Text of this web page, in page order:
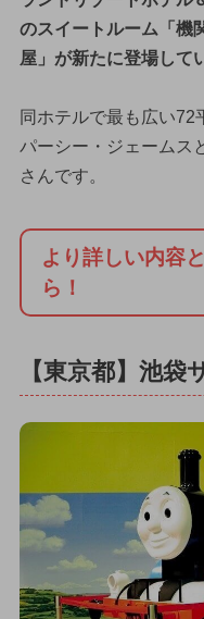
のスイートルーム「機
屋」が新たに登場して
同ホテルで最も広い72
パーシー・ジェームス
さんです。
より詳しい内容
ら！
【東京都】池